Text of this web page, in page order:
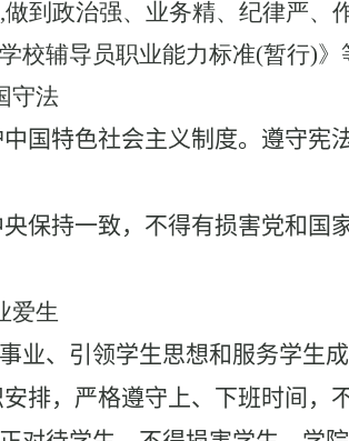
,做到政治强、业务精、纪律严、
校辅导员职业能力标准(暂行)》
守法
国特色社会主义制度。遵守宪
保持一致，不得有损害党和国
爱生
业、引领学生思想和服务学生成
排，严格遵守上、下班时间，